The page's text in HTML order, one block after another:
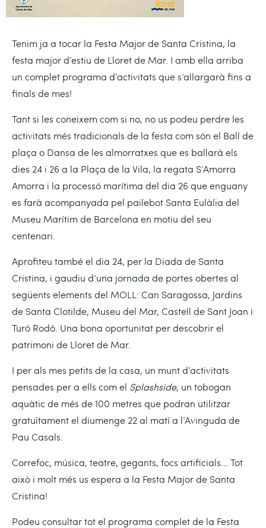
Tenim ja a tocar la Festa Major de Santa Cristina, la
festa major d’estiu de Lloret de Mar. I amb ella arriba
un complet programa d’activitats que s’allargarà fins a
finals de mes!
Tant si les coneixem com si no, no us podeu perdre les
activitats més tradicionals de la festa com són el Ball de
plaça o Dansa de les almorratxes que es ballarà els
dies 24 i 26 a la Plaça de la Vila, la regata S’Amorra
Amorra i la processó marítima del dia 26 que enguany
es farà acompanyada pel pailebot Santa Eulàlia del
Museu Marítim de Barcelona en motiu del seu
centenari.
Aprofiteu també el dia 24, per la Diada de Santa
Cristina, i gaudiu d’una jornada de portes obertes al
següents elements del MOLL : Can Saragossa, Jardins
de Santa Clotilde, Museu del Mar, Castell de Sant Joan i
Turó Rodó. Una bona oportunitat per descobrir el
patrimoni de Lloret de Mar.
I per als mes petits de la casa, un munt d’activitats
pensades per a ells com el Splashside, un tobogan
aquàtic de més de 100 metres que podran utilitzar
gratuïtament el diumenge 22 al matí a l’Avinguda de
Pau Casals.
Correfoc, música, teatre, gegants, focs artificials... Tot
això i molt més us espera a la Festa Major de Santa
Cristina!
Podeu consultar tot el programa complet de la Festa